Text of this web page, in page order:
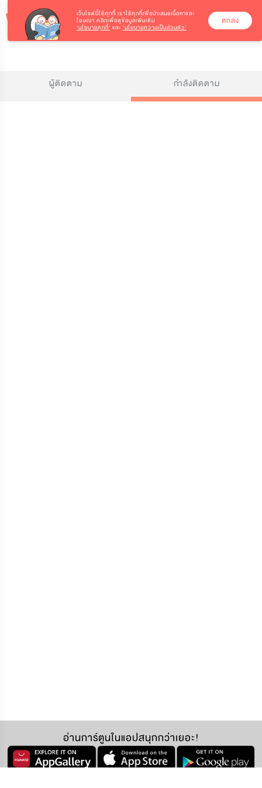
ผู้ติดตาม กำลังติดตาม
เว็บไซต์นี้ใช้คุกกี้ เราใช้คุกกี้เพื่อนำเสนอเนื้อหาและ
โฆษณา คลิกเพื่อดูข้อมูลเพิ่มเติม
‘นโยบายคุกกี้’ และ ‘นโยบายความเป็นส่วนตัว’
ตกลง
อ่านการ์ตูนในแอปสนุกกว่าเยอะ!